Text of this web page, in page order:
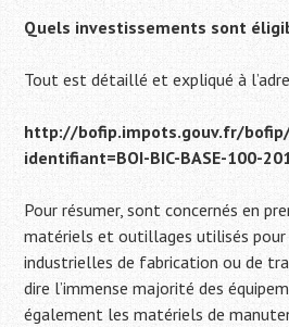
Quels investissements sont
Tout est détaillé et expliqué à
http://bofip.impots.gouv.fr/bofip/
identifiant=BOI-BIC-BASE-100-
Pour résumer, sont concernés en
matériels et outillages utilisés pour
industrielles de fabrication ou de
dire l’immense majorité des
également les matériels de